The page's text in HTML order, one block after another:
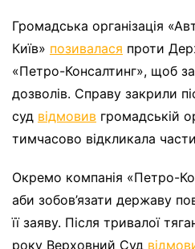
Громадська організація
Київ» позивалася проти
«Петро-Консалтинг», щоб
дозволів. Справу закрили
суд відмовив громадській
тимчасово відкликала
Окремо компанія «Петро-
аби зобов’язати державу
її заяву. Після тривалої
року Верховний Суд